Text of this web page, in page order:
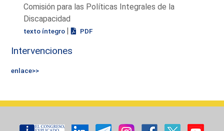
Comisión para las Políticas Integrales de la
Discapacidad
texto íntegro | PDF
Intervenciones
enlace>>